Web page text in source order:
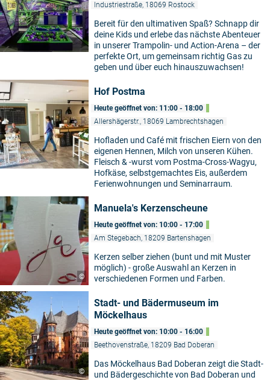
Industriestraße, 18069 Rostock
Bereit für den ultimativen Spaß? Schnapp dir
deine Kids und erlebe das nächste Abenteuer
in unserer Trampolin- und Action-Arena – der
perfekte Ort, um gemeinsam richtig Gas zu
geben und über euch hinauszuwachsen!
Hof Postma
Heute geöffnet von: 11:00 - 18:00
Allershägerstr., 18069 Lambrechtshagen
Hofladen und Café mit frischen Eiern von den
eigenen Hennen, Milch von unseren Kühen.
Fleisch & -wurst vom Postma-Cross-Wagyu,
Hofkäse, selbstgemachtes Eis, außerdem
Ferienwohnungen und Seminarraum.
©
Manuela's Kerzenscheune
Heute geöffnet von: 10:00 - 17:00
Am Stegebach, 18209 Bartenshagen
Kerzen selber ziehen (bunt und mit Muster
möglich) - große Auswahl an Kerzen in
verschiedenen Formen und Farben.
©
Stadt- und Bädermuseum im
Möckelhaus
Heute geöffnet von: 10:00 - 16:00
Beethovenstraße, 18209 Bad Doberan
Das Möckelhaus Bad Doberan zeigt die Stadt-
und Bädergeschichte von Bad Doberan und